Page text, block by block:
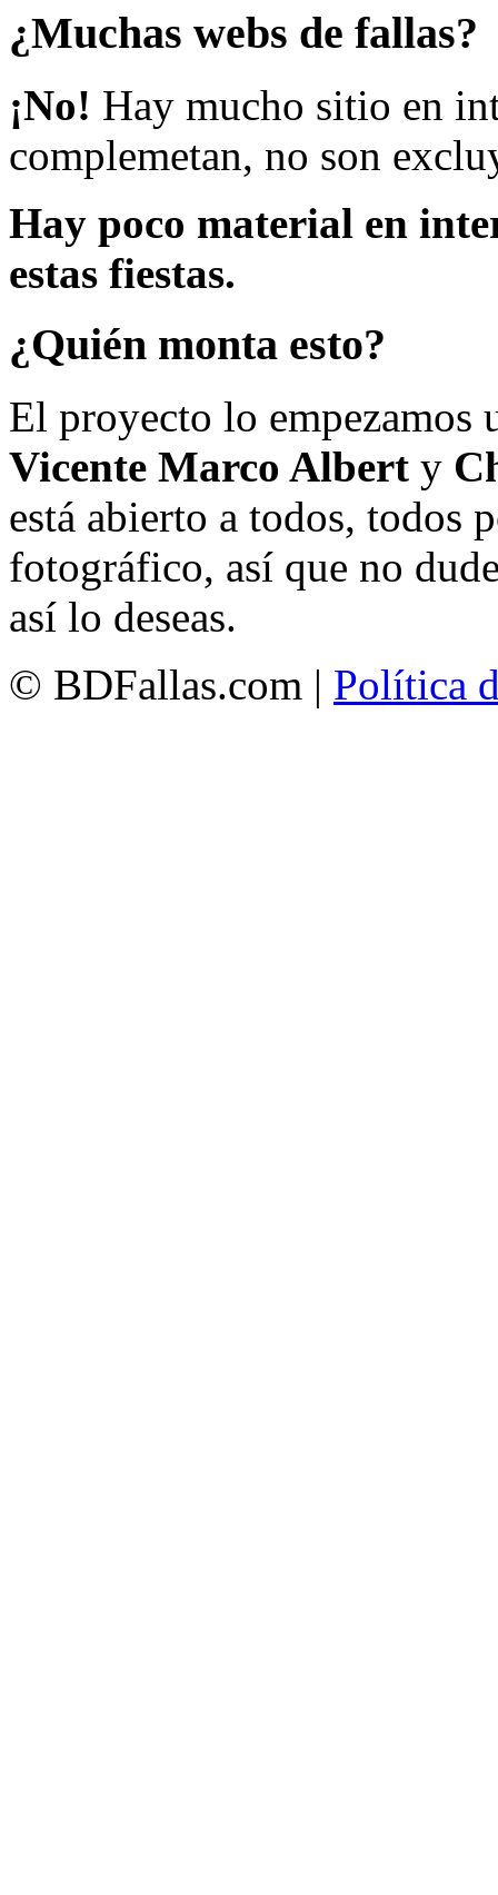
¿Muchas webs de fallas?
¡No! Hay mucho sitio en
complemetan, no son
Hay poco material en
estas fiestas.
¿Quién monta esto?
El proyecto lo empezamos
Vicente Marco Albert y
está abierto a todos, todos
fotográfico, así que no
así lo deseas.
© BDFallas.com | Política